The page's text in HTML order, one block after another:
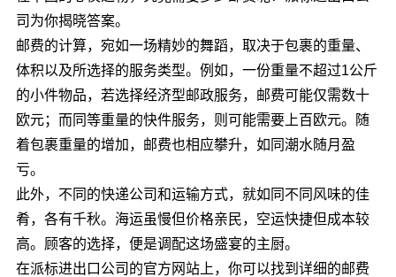
司为你揭晓答案。
邮费的计算，宛如一场精妙的舞蹈，取决于包裹的重量、
体积以及所选择的服务类型。例如，一份重量不超过1公斤
的小件物品，若选择经济型邮政服务，邮费可能仅需数十
欧元；而同等重量的快件服务，则可能需要上百欧元。随
着包裹重量的增加，邮费也相应攀升，如同潮水随月盈
亏。
此外，不同的快递公司和运输方式，就如同不同风味的佳
肴，各有千秋。海运虽慢但价格亲民，空运快捷但成本较
高。顾客的选择，便是调配这场盛宴的主厨。
在派标进出口公司的官方网站上，你可以找到详细的邮费